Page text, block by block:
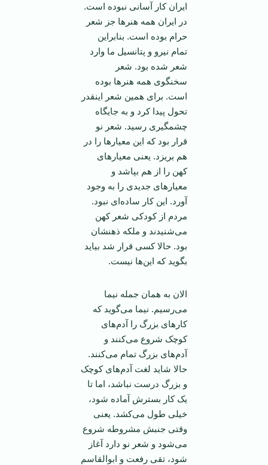
ایران کار آسانی نبوده است.
در ایران همه هنر‌ها جز شعر
حرام بوده است. بنابراین
تمام نیرو و پتانسیل ما وارد
شعر شده بود. شعر
سخنگوی همه هنر‌ها بوده
است. برای همین شعر اینقدر
تحول پیدا کرد و به جایگاه
چشمگیری رسید. شعر نو
قرار بود که این معیار‌ها را در
هم بریزد. یعنی معیارهای
کهن را از هم بپاشد و
معیارهای جدیدی را به وجود
آورد. این کار ساده‌ای نبود.
مردم از کودکی شعر کهن
می‌شنیدند و ملکه ذهنشان
بود. حالا کسی قرار شد بیاید
بگوید که این‌ها نیست.
الان به‌‌ همان جمله نیما
می‌رسیم. نیما می‌گوید که
کارهای بزرگ را آدم‌های
کوچک شروع می‌کنند و
آدم‌های بزرگ تمام می‌کنند.
حالا شاید لغت آدم‌های کوچک
و بزرگ درست نباشد، اما تا
یک کار بسترش آماده شود،
خیلی طول می‌کشد. یعنی
وقتی جنبش مشروطه شروع
می‌شود و شعر نو دارد آغاز
شود، تقی رفعت و ابوالقاسم